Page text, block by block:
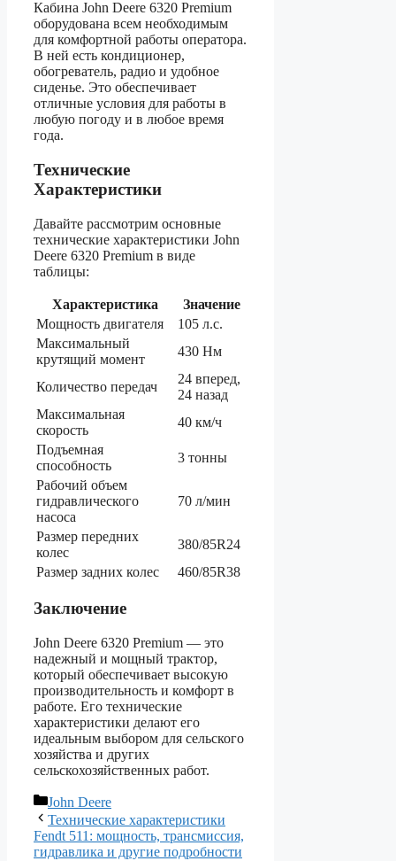
Кабина John Deere 6320 Premium
оборудована всем необходимым
для комфортной работы оператора.
В ней есть кондиционер,
обогреватель, радио и удобное
сиденье. Это обеспечивает
отличные условия для работы в
любую погоду и в любое время
года.
Технические
Характеристики
Давайте рассмотрим основные
технические характеристики John
Deere 6320 Premium в виде
таблицы:
Характеристика
Значение
Мощность двигателя
105 л.с.
Максимальный
крутящий момент
430 Нм
Количество передач
24 вперед,
24 назад
Максимальная
скорость
40 км/ч
Подъемная
способность
3 тонны
Рабочий объем
гидравлического
насоса
70 л/мин
Размер передних
колес
380/85R24
Размер задних колес
460/85R38
Заключение
John Deere 6320 Premium — это
надежный и мощный трактор,
который обеспечивает высокую
производительность и комфорт в
работе. Его технические
характеристики делают его
идеальным выбором для сельского
хозяйства и других
сельскохозяйственных работ.
Рубрики
John Deere
Технические характеристики
Fendt 511: мощность, трансмиссия,
гидравлика и другие подробности